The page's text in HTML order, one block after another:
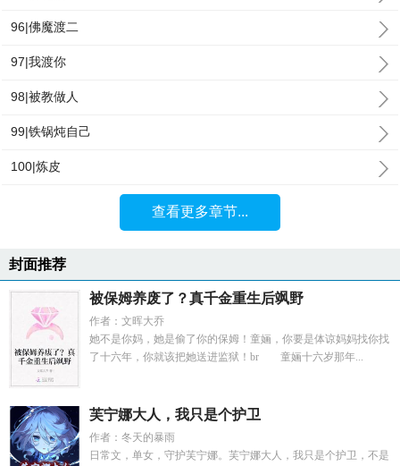
96|佛魔渡二
97|我渡你
98|被教做人
99|铁锅炖自己
100|炼皮
查看更多章节...
封面推荐
被保姆养废了？真千金重生后飒野
作者：文晖大乔
她不是你妈，她是偷了你的保姆！童婳，你要是体谅妈妈找你找
了十六年，你就该把她送进监狱！br 童婳十六岁那年...
芙宁娜大人，我只是个护卫
作者：冬天的暴雨
日常文，单女，守护芙宁娜。芙宁娜大人，我只是个护卫，不是